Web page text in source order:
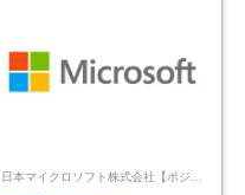
日本マイクロソフト株式会社【ポジションマッチ登録】